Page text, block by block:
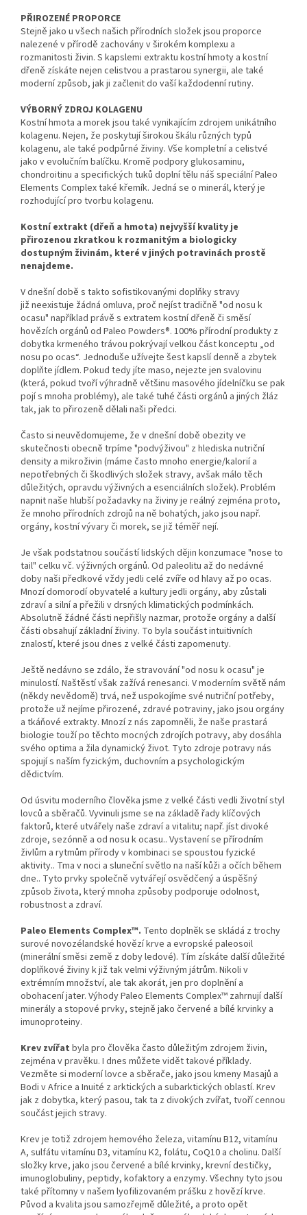
PŘIROZENÉ PROPORCE
Stejně jako u všech našich přírodních složek jsou proporce
nalezené v přírodě zachovány v širokém komplexu a
rozmanitosti živin. S kapslemi extraktu kostní hmoty a kostní
dřeně získáte nejen celistvou a prastarou synergii, ale také
moderní způsob, jak ji začlenit do vaší každodenní rutiny.
VÝBORNÝ ZDROJ KOLAGENU
Kostní hmota a morek jsou také vynikajícím zdrojem unikátního
kolagenu. Nejen, že poskytují širokou škálu různých typů
kolagenu, ale také podpůrné živiny. Vše kompletní a celistvé
jako v evolučním balíčku. Kromě podpory glukosaminu,
chondroitinu a specifických tuků doplní tělu náš speciální Paleo
Elements Complex také křemík. Jedná se o minerál, který je
rozhodující pro tvorbu kolagenu.
Kostní extrakt (dřeň a hmota) nejvyšší kvality je
přirozenou zkratkou k rozmanitým a biologicky
dostupným živinám, které v jiných potravinách prostě
nenajdeme.
V dnešní době s takto sofistikovanými doplňky stravy
již neexistuje žádná omluva, proč nejíst tradičně "od nosu k
ocasu" například právě s extratem kostní dřeně či směsí
hovězích orgánů od Paleo Powders®. 100% přírodní produkty z
dobytka krmeného trávou pokrývají velkou část konceptu „od
nosu po ocas“. Jednoduše užívejte šest kapslí denně a zbytek
doplňte jídlem. Pokud tedy jíte maso, nejezte jen svalovinu
(která, pokud tvoří výhradně většinu masového jídelníčku se pak
pojí s mnoha problémy), ale také tuhé části orgánů a jiných žláz
tak, jak to přirozeně dělali naši předci.
Často si neuvědomujeme, že v dnešní době obezity ve
skutečnosti obecně trpíme "podvýživou" z hlediska nutriční
density a mikroživin (máme často mnoho energie/kalorií a
nepotřebných či škodlivých složek stravy, avšak málo těch
důležitých, opravdu výživných a esenciálních složek). Problém
napnit naše hlubší požadavky na živiny je reálný zejména proto,
že mnoho přírodních zdrojů na ně bohatých, jako jsou např.
orgány, kostní vývary či morek, se již téměř nejí.
Je však podstatnou součástí lidských dějin konzumace "nose to
tail" celku vč. výživných orgánů. Od paleolitu až do nedávné
doby naši předkové vždy jedli celé zvíře od hlavy až po ocas.
Mnozí domorodí obyvatelé a kultury jedli orgány, aby zůstali
zdraví a silní a přežili v drsných klimatických podmínkách.
Absolutně žádné části nepřišly nazmar, protože orgány a další
části obsahují základní živiny. To byla součást intuitivních
znalostí, které jsou dnes z velké části zapomenuty.
Ještě nedávno se zdálo, že stravování "od nosu k ocasu" je
minulostí. Naštěstí však zažívá renesanci. V moderním světě nám
(někdy nevědomě) trvá, než uspokojíme své nutriční potřeby,
protože už nejíme přirozené, zdravé potraviny, jako jsou orgány
a tkáňové extrakty. Mnozí z nás zapomněli, že naše prastará
biologie touží po těchto mocných zdrojích potravy, aby dosáhla
svého optima a žila dynamický život. Tyto zdroje potravy nás
spojují s naším fyzickým, duchovním a psychologickým
dědictvím.
Od úsvitu moderního člověka jsme z velké části vedli životní styl
lovců a sběračů. Vyvinuli jsme se na základě řady klíčových
faktorů, které utvářely naše zdraví a vitalitu; např. jíst divoké
zdroje, sezónně a od nosu k ocasu.. Vystavení se přírodním
živlům a rytmům přírody v kombinaci se spoustou fyzické
aktivity.. Tma v noci a sluneční světlo na naší kůži a očích během
dne.. Tyto prvky společně vytvářejí osvědčený a úspěšný
způsob života, který mnoha způsoby podporuje odolnost,
robustnost a zdraví.
Paleo Elements Complex™. Tento doplněk se skládá z trochy
surové novozélandské hovězí krve a evropské paleosoil
(minerální směsi země z doby ledové). Tím získáte další důležité
doplňkové živiny k již tak velmi výživným játrům. Nikoli v
extrémním množství, ale tak akorát, jen pro doplnění a
obohacení jater. Výhody Paleo Elements Complex™ zahrnují další
minerály a stopové prvky, stejně jako červené a bílé krvinky a
imunoproteiny.
Krev zvířat byla pro člověka často důležitým zdrojem živin,
zejména v pravěku. I dnes můžete vidět takové příklady.
Vezměte si moderní lovce a sběrače, jako jsou kmeny Masajů a
Bodi v Africe a Inuité z arktických a subarktických oblastí. Krev
jak z dobytka, který pasou, tak ta z divokých zvířat, tvoří cennou
součást jejich stravy.
Krev je totiž zdrojem hemového železa, vitamínu B12, vitamínu
A, sulfátu vitamínu D3, vitamínu K2, folátu, CoQ10 a cholinu. Další
složky krve, jako jsou červené a bílé krvinky, krevní destičky,
imunoglobuliny, peptidy, kofaktory a enzymy. Všechny tyto jsou
také přítomny v našem lyofilizovaném prášku z hovězí krve.
Původ a kvalita jsou samozřejmě důležité, a proto opět